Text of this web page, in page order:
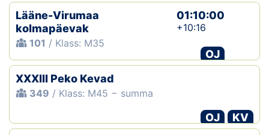
Lääne-Virumaa
kolmapäevak
101 / Klass: M35
01:10:00
+10:16
OJ
XXXIII Peko Kevad
349 / Klass: M45 − summa
OJ
KV